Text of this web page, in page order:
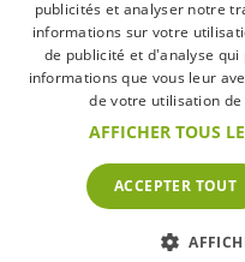
Je suis d'accord avec
Toutes les marques
Retour & Droit de
s'entendent toutes taxes comprises.
Conformément au livre VI « Pratiques
Code belge de droit économique.
Le Client agissant en tant que
Que faire en cas de litige,Plus d'infos
publicités et analyser notre
informations sur votre
de publicité et d'analyse
informations que vous leur
de votre utilisation
AFFICHER TOUS
ACCEPTER TOUT